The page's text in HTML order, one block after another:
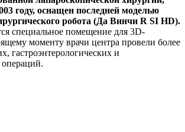
году, оснащен последней моделью
робота (Да Винчи R SI HD).
специальное помещение для 3D-
моменту врачи центра провели более
гастроэнтерологических и
операций.